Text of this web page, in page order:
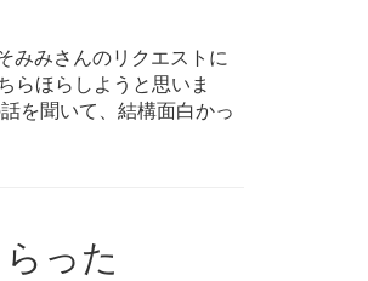
みみさんのリクエストに
らほらしようと思いま
を聞いて、結構面白かっ
った